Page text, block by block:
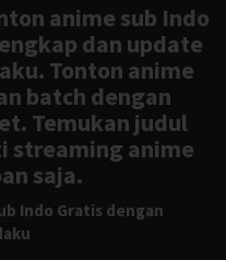
anime sub Indo
dan update
Tonton anime
batch dengan
Temukan judul
streaming anime
saja.
Indo Gratis dengan